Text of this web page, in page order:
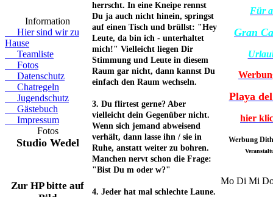
Information
Hier sind wir zu
Hause
Teamliste
Fotos
Datenschutz
Chatregeln
Jugendschutz
Gästebuch
Impressum
Fotos
Studio Wedel
Zur HP bitte auf
herrscht. In eine Kneipe rennst
Du ja auch nicht hinein, springst
auf einen Tisch und brüllst: "Hey
Leute, da bin ich - unterhaltet
mich!" Vielleicht liegen Dir
Stimmung und Leute in diesem
Raum gar nicht, dann kannst Du
einfach den Raum wechseln.
3. Du flirtest gerne? Aber
vielleicht dein Gegenüber nicht.
Wenn sich jemand abweisend
verhält, dann lasse ihn / sie in
Ruhe, anstatt weiter zu bohren.
Manchen nervt schon die Frage:
"Bist Du m oder w?"
4. Jeder hat mal schlechte Laune.
Für
Gran
Playa
hier
Werbung
Mo Di Mi